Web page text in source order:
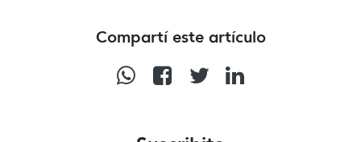
Compartí este artículo